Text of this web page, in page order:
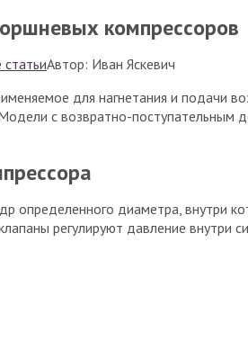
компрессоров
Автор: Иван Яскевич
для нагнетания и подачи
с возвратно-поступательным
определенного диаметра,
регулируют давление внутри